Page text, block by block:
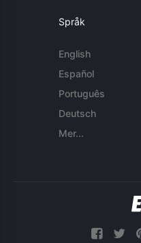
Språk
English
Español
Português
Deutsch
Mer...